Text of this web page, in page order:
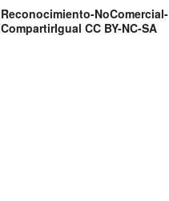
Reconocimiento-NoComercial-
CompartirIgual CC BY-NC-SA